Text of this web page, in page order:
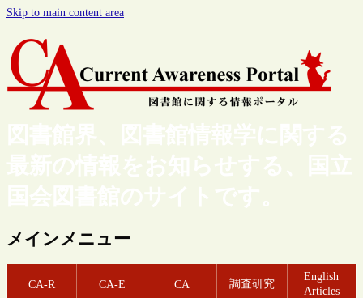
Skip to main content area
図書館界、図書館情報学に関する
最新の情報をお知らせする、国立
国会図書館のサイトです。
メインメニュー
CA-R CA-E CA 調査研究
English
Articles